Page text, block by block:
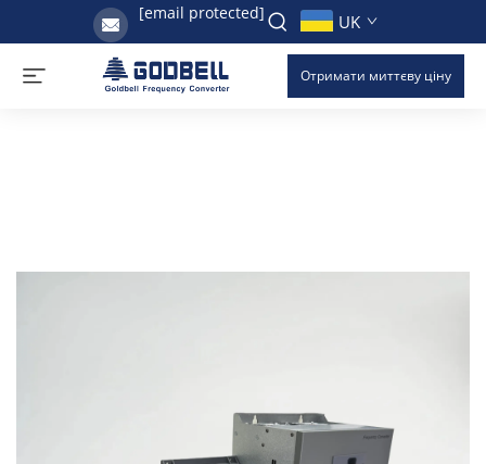
[email protected] UK
Отримати миттєву ціну